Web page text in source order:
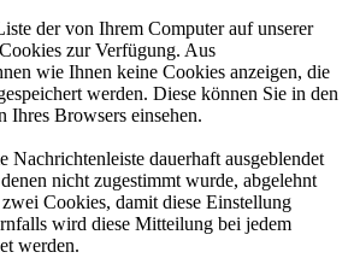
der von Ihrem Computer auf unserer
zur Verfügung. Aus
wie Ihnen keine Cookies anzeigen, die
werden. Diese können Sie in den
Ihres Browsers einsehen.
Nachrichtenleiste dauerhaft ausgeblendet
nicht zugestimmt wurde, abgelehnt
Cookies, damit diese Einstellung
wird diese Mitteilung bei jedem
werden.